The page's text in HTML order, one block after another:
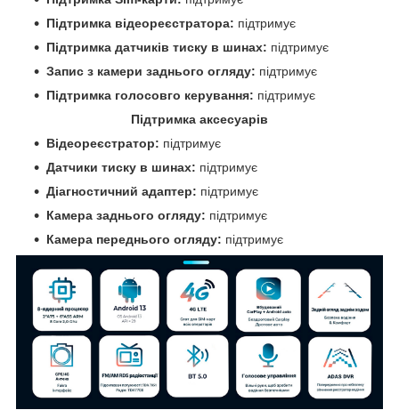
Підтримка відеореєстратора: підтримує
Підтримка датчиків тиску в шинах: підтримує
Запис з камери заднього огляду: підтримує
Підтримка голосовго керування: підтримує
Підтримка аксесуарів
Відеореєстратор: підтримує
Датчики тиску в шинах: підтримує
Діагностичний адаптер: підтримує
Камера заднього огляду: підтримує
Камера переднього огляду: підтримує